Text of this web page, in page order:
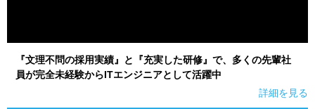
『文理不問の採用実績』と『充実した研修』で、多くの先輩社
員が完全未経験からITエンジニアとして活躍中
詳細を見る